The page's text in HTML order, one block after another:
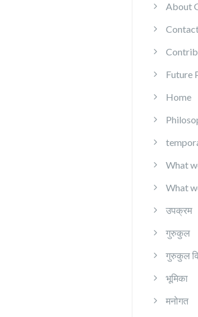
About
Future
Home
What
What
उपक्रम
गुरुकुल
गुरुकुल
भूमिका
मनोगत